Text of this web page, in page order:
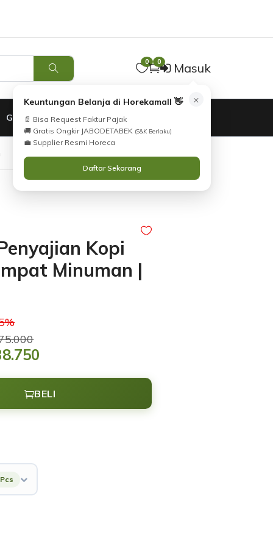
0 0 Masuk
×
Keuntungan Belanja di Horekamall 👋
📄 Bisa Request Faktur Pajak
🚚 Gratis Ongkir JABODETABEK (S&K Berlaku)
💼 Supplier Resmi Horeca
Daftar Sekarang
GARANSI
Kopi
Minuman |
BELI
i Hubungi Kami.